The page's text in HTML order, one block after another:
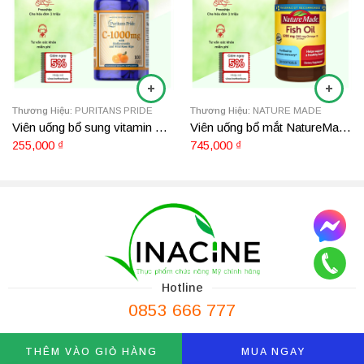
được các chuyên gia y tế tại Mỹ khuyên dùng nhiều nhất, sản
phẩm sở hữu công thức bột Collagen thủy phân (Collagen
Peptides) sinh học có kích thước phân tử siêu nhỏ. Cơ thể bạn sẽ
hấp thu trọn vẹn ngay lập tức mà không lo bị đào thải, mang lại
hiệu quả tái tạo tế bào vượt trội từ làn da cho đến sụn khớp hằng
Thương Hiệu: PURITANS PRIDE
Viên uống bổ sung vitamin C-1000mg Puritan’s Pride 100 viên
255,000 ₫
Thương Hiệu: NATURE MADE
Viên uống bổ mắt NatureMade Omega 3 Fish Oil 300 viên
745,000 ₫
Hotline
0853 666 777
THÊM VÀO GIỎ HÀNG MUA NGAY